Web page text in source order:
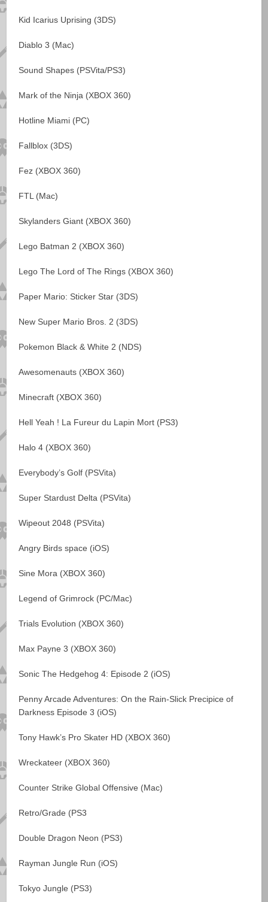
Kid Icarius Uprising (3DS)
Diablo 3 (Mac)
Sound Shapes (PSVita/PS3)
Mark of the Ninja (XBOX 360)
Hotline Miami (PC)
Fallblox (3DS)
Fez (XBOX 360)
FTL (Mac)
Skylanders Giant (XBOX 360)
Lego Batman 2 (XBOX 360)
Lego The Lord of The Rings (XBOX 360)
Paper Mario: Sticker Star (3DS)
New Super Mario Bros. 2 (3DS)
Pokemon Black & White 2 (NDS)
Awesomenauts (XBOX 360)
Minecraft (XBOX 360)
Hell Yeah ! La Fureur du Lapin Mort (PS3)
Halo 4 (XBOX 360)
Everybody’s Golf (PSVita)
Super Stardust Delta (PSVita)
Wipeout 2048 (PSVita)
Angry Birds space (iOS)
Sine Mora (XBOX 360)
Legend of Grimrock (PC/Mac)
Trials Evolution (XBOX 360)
Max Payne 3 (XBOX 360)
Sonic The Hedgehog 4: Episode 2 (iOS)
Penny Arcade Adventures: On the Rain-Slick Precipice of
Darkness Episode 3 (iOS)
Tony Hawk’s Pro Skater HD (XBOX 360)
Wreckateer (XBOX 360)
Counter Strike Global Offensive (Mac)
Retro/Grade (PS3
Double Dragon Neon (PS3)
Rayman Jungle Run (iOS)
Tokyo Jungle (PS3)